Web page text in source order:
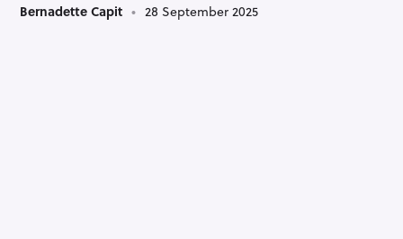
Bernadette Capit 28 September 2025